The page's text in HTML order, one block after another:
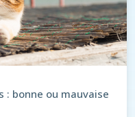
: bonne ou mauvaise